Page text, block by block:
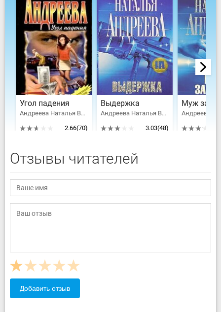
Угол падения
Андреева Наталья Вячеславовна
2.66(70)
Выдержка
Андреева Наталья Вячеславовна
3.03(48)
Муж за
Отзывы читателей
Добавить отзыв